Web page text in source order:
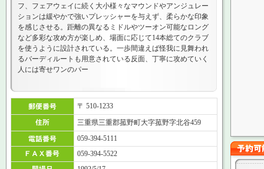
フ、フェアウェイに続く大小様々なマウンドやアンジュレー
ションは緩やかで強いプレッシャーを与えず、柔らかな印象
を感じさせる。距離の異なるミドルやツーオン可能なロング
など多彩な攻め方が楽しめ、場面に応じて14本総てのクラブ
を使うように設計されている。一歩間違えば怪我に見舞われ
るバーディルートも用意されている反面、丁寧に攻めていく
人には寄せワンのパー
〒 510-1233
三重県三重郡菰野町大字菰野字北谷459
059-394-5111
059-394-5522